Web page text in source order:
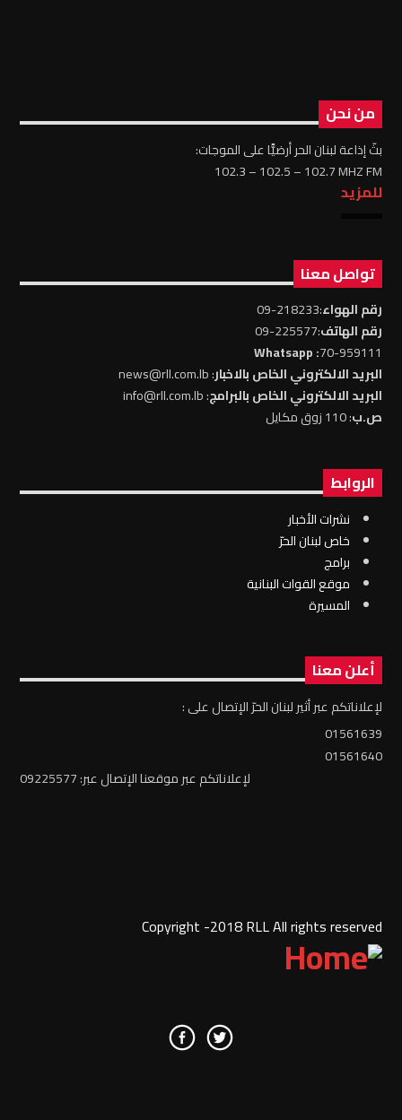
من نحن
بثّ إذاعة لبنان الحر أرضيًّا على الموجات:
102.3 – 102.5 – 102.7 MHZ FM
للمزيد
تواصل معنا
رقم الهواء:218233-09
رقم الهاتف:225577-09
70-959111
: Whatsapp
البريد الالكتروني الخاص بالاخبار: news@rll.com.lb
البريد الالكتروني الخاص بالبرامج: info@rll.com.lb
ص.ب: 110 زوق مكايل
الروابط
نشرات الأخبار
خاص لبنان الحرّ
برامج
موقع القوات البنانية
المسيرة
أعلن معنا
لإعلاناتكم عبر أثير لبنان الحرّ الإتصال على :
01561639
01561640
لإعلاناتكم عبر موقعنا الإتصال عبر: 09225577
Copyright -2018 RLL All rights reserved